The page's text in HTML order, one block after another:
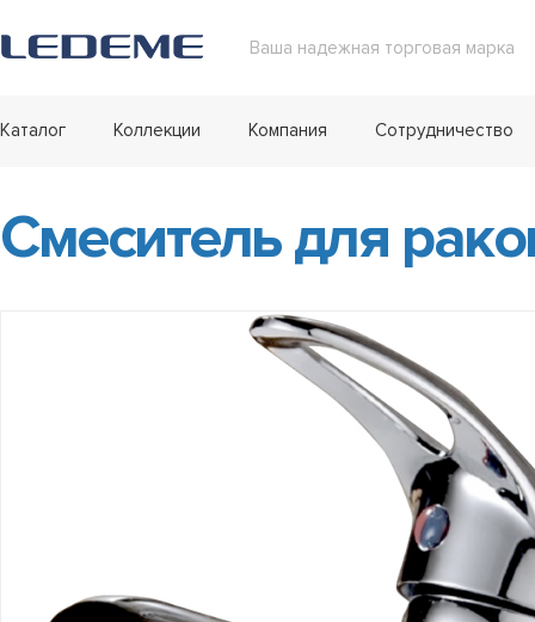
Ваша надежная торговая марка
Каталог Коллекции Компания Сотрудничество
Смеситель для